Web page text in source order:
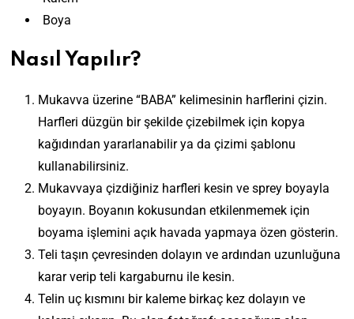
Boya
Nasıl Yapılır?
Mukavva üzerine “BABA” kelimesinin harflerini çizin.
Harfleri düzgün bir şekilde çizebilmek için kopya
kağıdından yararlanabilir ya da çizimi şablonu
kullanabilirsiniz.
Mukavvaya çizdiğiniz harfleri kesin ve sprey boyayla
boyayın. Boyanın kokusundan etkilenmemek için
boyama işlemini açık havada yapmaya özen gösterin.
Teli taşın çevresinden dolayın ve ardından uzunluğuna
karar verip teli kargaburnu ile kesin.
Telin uç kısmını bir kaleme birkaç kez dolayın ve